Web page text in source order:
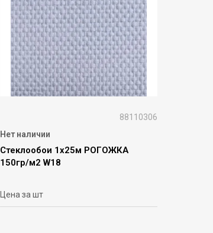
88110306
Нет наличии
Стеклообои 1х25м РОГОЖКА
150гр/м2 W18
Цена за шт